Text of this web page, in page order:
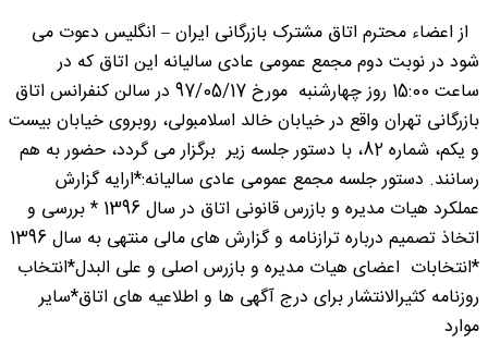
از اعضاء محترم اتاق مشترک بازرگانی ایران – انگلیس دعوت می
شود در نوبت دوم مجمع عمومی عادی سالیانه این اتاق که در
ساعت 15:00 روز چهارشنبه مورخ 97/05/17 در سالن کنفرانس اتاق
بازرگانی تهران واقع در خیابان خالد اسلامبولی، روبروی خیابان بیست
و یکم، شماره 82، با دستور جلسه زیر برگزار می گردد، حضور به هم
رسانند. دستور جلسه مجمع عمومی عادی سالیانه:*ارایه گزارش
عملکرد هیات مدیره و بازرس قانونی اتاق در سال 1396 * بررسی و
اتخاذ تصمیم درباره ترازنامه و گزارش های مالی منتهی به سال 1396
*انتخابات اعضای هیات مدیره و بازرس اصلی و علی البدل*انتخاب
روزنامه کثیرالانتشار برای درج آگهی ها و اطلاعیه های اتاق*سایر
موارد